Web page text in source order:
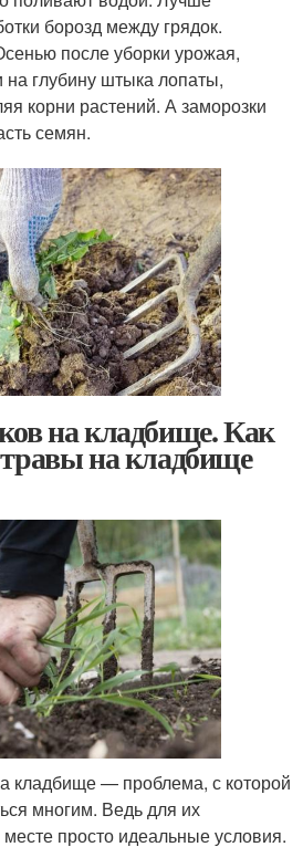
борозд между грядок.
после уборки урожая,
на глубину штыка лопаты,
корни растений. А заморозки
семян.
на кладбище. Как
на кладбище
кладбище — проблема, с которой
многим. Ведь для их
просто идеальные условия.